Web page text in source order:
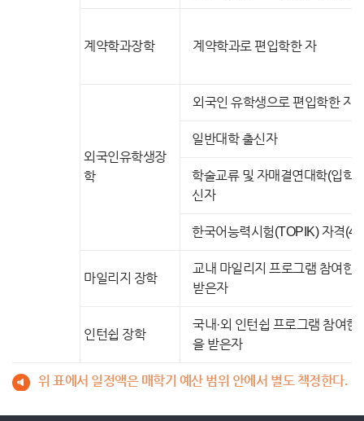
계약학과장학 계약학과로 편입학한 자
외국인유학생장
학
외국인 유학생으로 편입학한 자
일반대학 출신자
학술교류 및 자매결연대학(입학
신자
한국어능력시험(TOPIK) 자격(4
마일리지 장학
교내 마일리지 프로그램 참여한
받은자
인턴쉽 장학
국내·외 인턴쉽 프로그램 참여
을 받은자
위 표에서 일정액은 매학기 예산 범위 안에서 별도 책정한다.